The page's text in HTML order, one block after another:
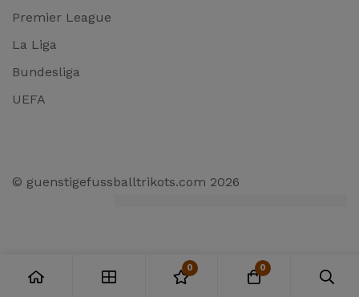
Premier League
La Liga
Bundesliga
UEFA
© guenstigefussballtrikots.com 2026
0 0